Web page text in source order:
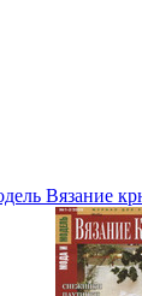
Вязание